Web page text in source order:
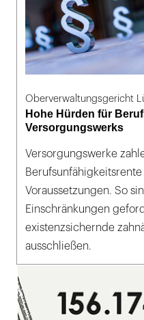
Oberverwaltungsgericht
Hohe Hürden für
Versorgungswerks
Versorgungswerke
Voraussetzungen. So
Einschränkungen
existenzsichernde
ausschließen.